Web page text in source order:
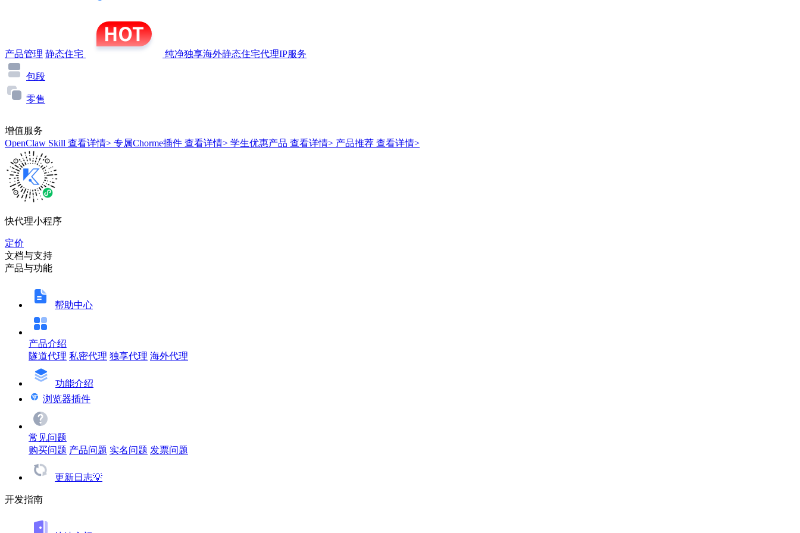
产品管理 静态住宅 纯净独享海外静态住宅代理IP服务
包段
零售
增值服务
OpenClaw Skill 查看详情> 专属Chorme插件 查看详情> 学生优惠产品 查看详情> 产品推荐 查看详情>
快代理小程序
定价
文档与支持
产品与功能
帮助中心
产品介绍
隧道代理 私密代理 独享代理 海外代理
功能介绍
浏览器插件
常见问题
购买问题 产品问题 实名问题 发票问题
更新日志💡
开发指南